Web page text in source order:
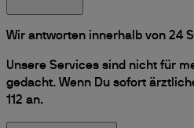
Wir antworten innerhalb von 24
Unsere Services sind nicht für
gedacht. Wenn Du sofort
112 an.